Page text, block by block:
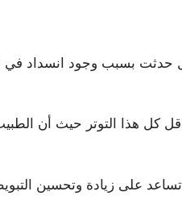
بسبب وجود انسداد في
كل هذا التوتر حيث أن الطبيب
على زيادة وتحسين